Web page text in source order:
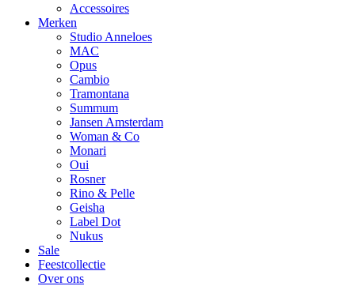
Accessoires
Merken
Studio Anneloes
MAC
Opus
Cambio
Tramontana
Summum
Jansen Amsterdam
Woman & Co
Monari
Oui
Rosner
Rino & Pelle
Geisha
Label Dot
Nukus
Sale
Feestcollectie
Over ons